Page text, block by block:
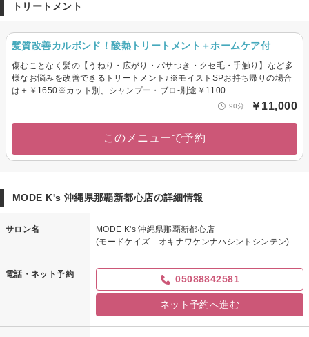
トリートメント
髪質改善カルボンド！酸熱トリートメント＋ホームケア付
傷むことなく髪の【うねり・広がり・パサつき・クセ毛・手触り】など多
様なお悩みを改善できるトリートメント♪※モイストSPお持ち帰りの場合
は＋￥1650※カット別、シャンプー・ブロ-別途￥1100
90分 ￥11,000
このメニューで予約
MODE K's 沖縄県那覇新都心店の詳細情報
サロン名
MODE K's 沖縄県那覇新都心店
(モードケイズ オキナワケンナハシントシンテン)
電話・ネット予約 05088842581
ネット予約へ進む